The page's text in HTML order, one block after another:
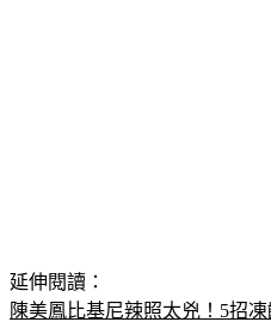
延伸閱讀：
陳美鳳比基尼辣照太兇！5招